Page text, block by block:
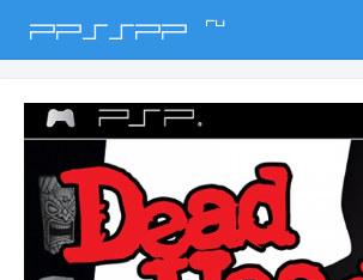
PPSSPP ru